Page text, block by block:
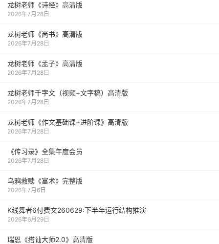
龙树老师《诗经》高清版
2026年7月28日
龙树老师《尚书》高清版
2026年7月28日
龙树老师《孟子》高清版
2026年7月28日
龙树老师千字文（视频+文字稿）高清版
2026年7月28日
龙树老师《作文基础课+进阶课》高清版
2026年7月28日
《传习录》全集年度会员
2026年7月28日
乌鸦救赎《富术》完整版
2026年7月6日
K线舞者6付费文260629:下半年运行结构推演
2026年6月29日
瑞恩《搭讪大师2.0》高清版